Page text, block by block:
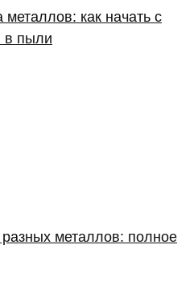
как начать с
в пыли
металлов: полное